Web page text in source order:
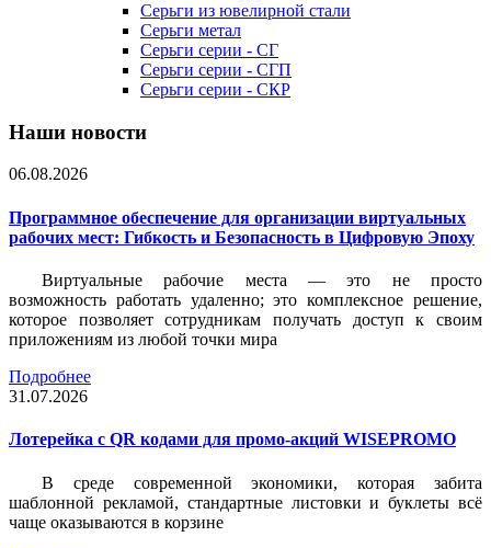
Серьги из ювелирной стали
Серьги метал
Серьги серии - СГ
Серьги серии - СГП
Серьги серии - СКР
Наши новости
06.08.2026
Программное обеспечение для организации виртуальных
рабочих мест: Гибкость и Безопасность в Цифровую Эпоху
Виртуальные рабочие места — это не просто
возможность работать удаленно; это комплексное решение,
которое позволяет сотрудникам получать доступ к своим
приложениям из любой точки мира
Подробнее
31.07.2026
Лотерейка c QR кодами для промо-акций WISEPROMO
В среде современной экономики, которая забита
шаблонной рекламой, стандартные листовки и буклеты всё
чаще оказываются в корзине